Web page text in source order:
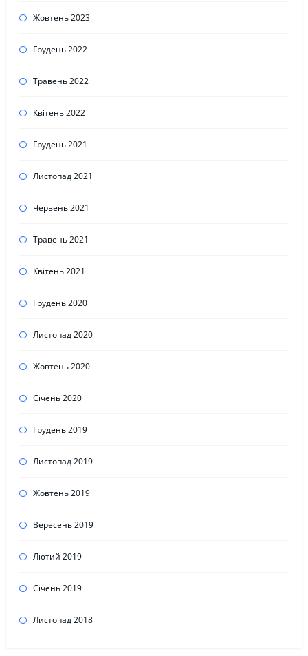
Жовтень 2023
Грудень 2022
Травень 2022
Квітень 2022
Грудень 2021
Листопад 2021
Червень 2021
Травень 2021
Квітень 2021
Грудень 2020
Листопад 2020
Жовтень 2020
Січень 2020
Грудень 2019
Листопад 2019
Жовтень 2019
Вересень 2019
Лютий 2019
Січень 2019
Листопад 2018